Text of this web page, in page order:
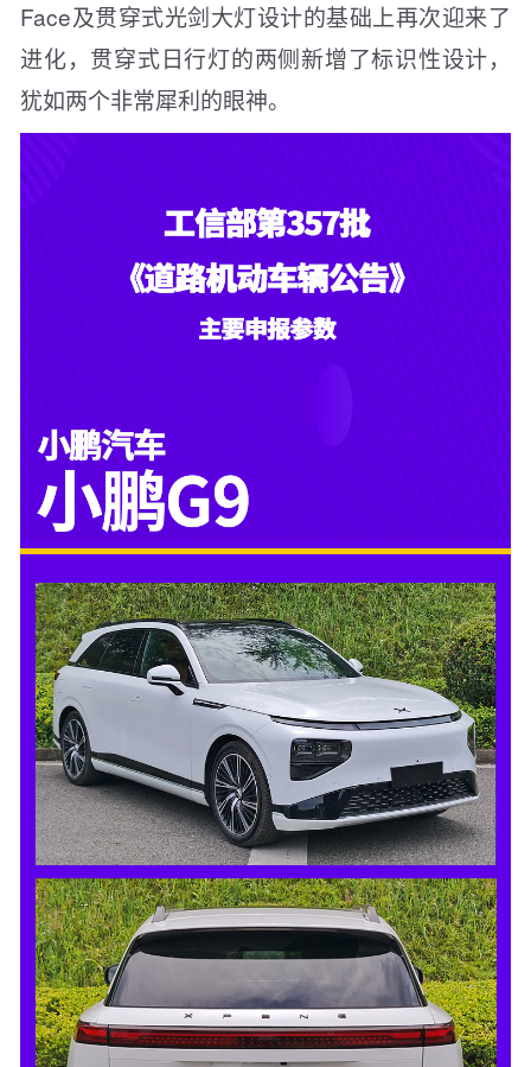
Face及贯穿式光剑大灯设计的基础上再次迎来了
进化，贯穿式日行灯的两侧新增了标识性设计，
犹如两个非常犀利的眼神。